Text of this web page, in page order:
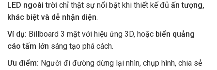
LED ngoài trời chỉ thật sự nổi bật khi thiết kế đủ ấn tượng,
khác biệt và dễ nhận diện.
Ví dụ: Billboard 3 mặt với hiệu ứng 3D, hoặc biển quảng
cáo tấm lớn sáng tạo phá cách.
Ưu điểm: Người đi đường dừng lại nhìn, chụp hình, chia sẻ